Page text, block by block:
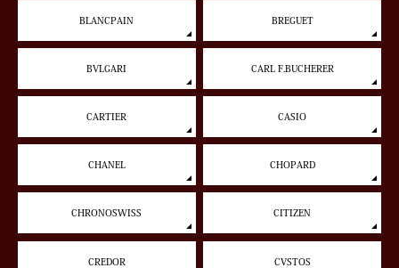
BLANCPAIN BREGUET
BVLGARI CARL F.BUCHERER
CARTIER CASIO
CHANEL CHOPARD
CHRONOSWISS CITIZEN
CREDOR CVSTOS